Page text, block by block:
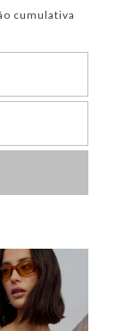
cumulativa